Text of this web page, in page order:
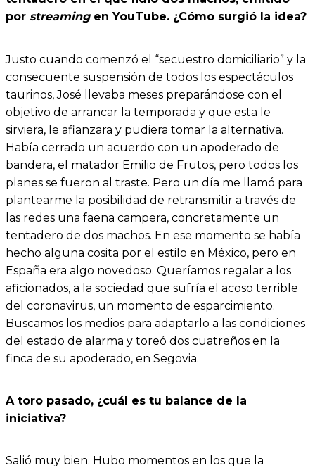
por streamingen YouTube. ¿Cómo surgió la idea?
Justo cuando comenzó el “secuestro domiciliario” y la
consecuente suspensión de todos los espectáculos
taurinos, José llevaba meses preparándose con el
objetivo de arrancar la temporada y que esta le
sirviera, le afianzara y pudiera tomar la alternativa.
Había cerrado un acuerdo con un apoderado de
bandera, el matador Emilio de Frutos, pero todos los
planes se fueron al traste. Pero un día me llamó para
plantearme la posibilidad de retransmitir a través de
las redes una faena campera, concretamente un
tentadero de dos machos. En ese momento se había
hecho alguna cosita por el estilo en México, pero en
España era algo novedoso. Queríamos regalar a los
aficionados, a la sociedad que sufría el acoso terrible
del coronavirus, un momento de esparcimiento.
Buscamos los medios para adaptarlo a las condiciones
del estado de alarma y toreó dos cuatreños en la
finca de su apoderado, en Segovia.
A toro pasado, ¿cuál es tu balance de la
iniciativa?
Salió muy bien. Hubo momentos en los que la